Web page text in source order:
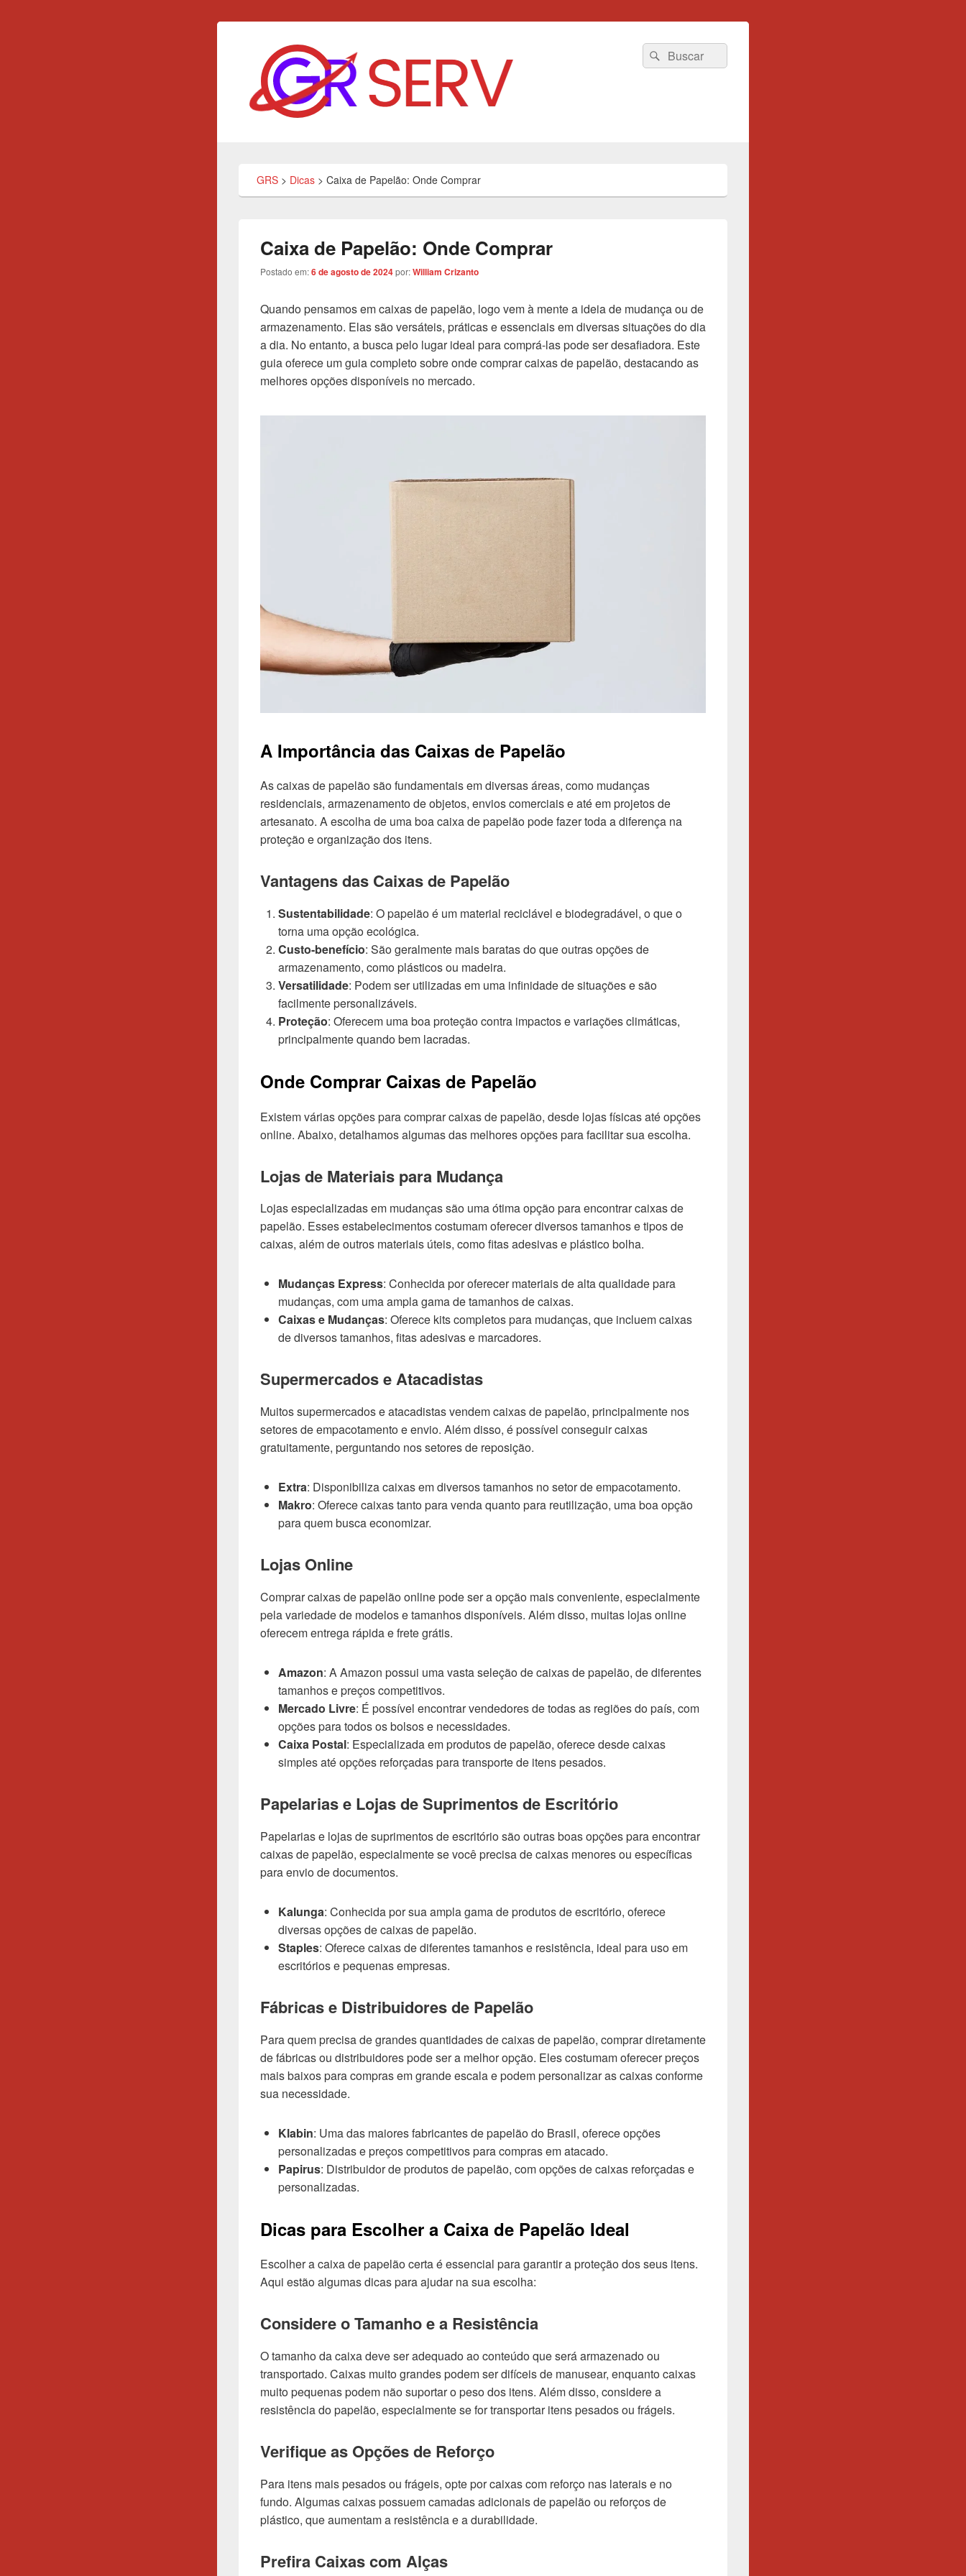
Search
for:
Pesquisar
GRS > Dicas > Caixa de Papelão: Onde Comprar
Caixa de Papelão: Onde Comprar
Postado em:6 de agosto de 2024por:William Crizanto
Quando pensamos em caixas de papelão, logo vem à mente a ideia de mudança ou de
armazenamento. Elas são versáteis, práticas e essenciais em diversas situações do dia
a dia. No entanto, a busca pelo lugar ideal para comprá-las pode ser desafiadora. Este
guia oferece um guia completo sobre onde comprar caixas de papelão, destacando as
melhores opções disponíveis no mercado.
A Importância das Caixas de Papelão
As caixas de papelão são fundamentais em diversas áreas, como mudanças
residenciais, armazenamento de objetos, envios comerciais e até em projetos de
artesanato. A escolha de uma boa caixa de papelão pode fazer toda a diferença na
proteção e organização dos itens.
Vantagens das Caixas de Papelão
Sustentabilidade: O papelão é um material reciclável e biodegradável, o que o
torna uma opção ecológica.
Custo-benefício: São geralmente mais baratas do que outras opções de
armazenamento, como plásticos ou madeira.
Versatilidade: Podem ser utilizadas em uma infinidade de situações e são
facilmente personalizáveis.
Proteção: Oferecem uma boa proteção contra impactos e variações climáticas,
principalmente quando bem lacradas.
Onde Comprar Caixas de Papelão
Existem várias opções para comprar caixas de papelão, desde lojas físicas até opções
online. Abaixo, detalhamos algumas das melhores opções para facilitar sua escolha.
Lojas de Materiais para Mudança
Lojas especializadas em mudanças são uma ótima opção para encontrar caixas de
papelão. Esses estabelecimentos costumam oferecer diversos tamanhos e tipos de
caixas, além de outros materiais úteis, como fitas adesivas e plástico bolha.
Mudanças Express: Conhecida por oferecer materiais de alta qualidade para
mudanças, com uma ampla gama de tamanhos de caixas.
Caixas e Mudanças: Oferece kits completos para mudanças, que incluem caixas
de diversos tamanhos, fitas adesivas e marcadores.
Supermercados e Atacadistas
Muitos supermercados e atacadistas vendem caixas de papelão, principalmente nos
setores de empacotamento e envio. Além disso, é possível conseguir caixas
gratuitamente, perguntando nos setores de reposição.
Extra: Disponibiliza caixas em diversos tamanhos no setor de empacotamento.
Makro: Oferece caixas tanto para venda quanto para reutilização, uma boa opção
para quem busca economizar.
Lojas Online
Comprar caixas de papelão online pode ser a opção mais conveniente, especialmente
pela variedade de modelos e tamanhos disponíveis. Além disso, muitas lojas online
oferecem entrega rápida e frete grátis.
Amazon: A Amazon possui uma vasta seleção de caixas de papelão, de diferentes
tamanhos e preços competitivos.
Mercado Livre: É possível encontrar vendedores de todas as regiões do país, com
opções para todos os bolsos e necessidades.
Caixa Postal: Especializada em produtos de papelão, oferece desde caixas
simples até opções reforçadas para transporte de itens pesados.
Papelarias e Lojas de Suprimentos de Escritório
Papelarias e lojas de suprimentos de escritório são outras boas opções para encontrar
caixas de papelão, especialmente se você precisa de caixas menores ou específicas
para envio de documentos.
Kalunga: Conhecida por sua ampla gama de produtos de escritório, oferece
diversas opções de caixas de papelão.
Staples: Oferece caixas de diferentes tamanhos e resistência, ideal para uso em
escritórios e pequenas empresas.
Fábricas e Distribuidores de Papelão
Para quem precisa de grandes quantidades de caixas de papelão, comprar diretamente
de fábricas ou distribuidores pode ser a melhor opção. Eles costumam oferecer preços
mais baixos para compras em grande escala e podem personalizar as caixas conforme
sua necessidade.
Klabin: Uma das maiores fabricantes de papelão do Brasil, oferece opções
personalizadas e preços competitivos para compras em atacado.
Papirus: Distribuidor de produtos de papelão, com opções de caixas reforçadas e
personalizadas.
Dicas para Escolher a Caixa de Papelão Ideal
Escolher a caixa de papelão certa é essencial para garantir a proteção dos seus itens.
Aqui estão algumas dicas para ajudar na sua escolha:
Considere o Tamanho e a Resistência
O tamanho da caixa deve ser adequado ao conteúdo que será armazenado ou
transportado. Caixas muito grandes podem ser difíceis de manusear, enquanto caixas
muito pequenas podem não suportar o peso dos itens. Além disso, considere a
resistência do papelão, especialmente se for transportar itens pesados ou frágeis.
Verifique as Opções de Reforço
Para itens mais pesados ou frágeis, opte por caixas com reforço nas laterais e no
fundo. Algumas caixas possuem camadas adicionais de papelão ou reforços de
plástico, que aumentam a resistência e a durabilidade.
Prefira Caixas com Alças